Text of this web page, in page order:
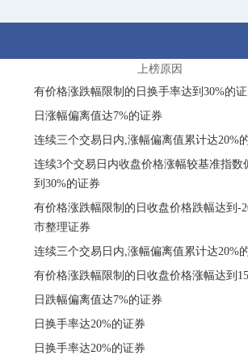
上榜原因
有价格涨跌幅限制的日换手率达到30%的
日涨幅偏离值达7%的证券
连续三个交易日内,涨幅偏离值累计达20%
连续3个交易日内收盘价格涨幅较基准指数
到30%的证券
有价格涨跌幅限制的日收盘价格跌幅达到-
市整理证券
连续三个交易日内,涨幅偏离值累计达20%
有价格涨跌幅限制的日收盘价格涨幅达到
日跌幅偏离值达7%的证券
日换手率达20%的证券
日换手率达20%的证券